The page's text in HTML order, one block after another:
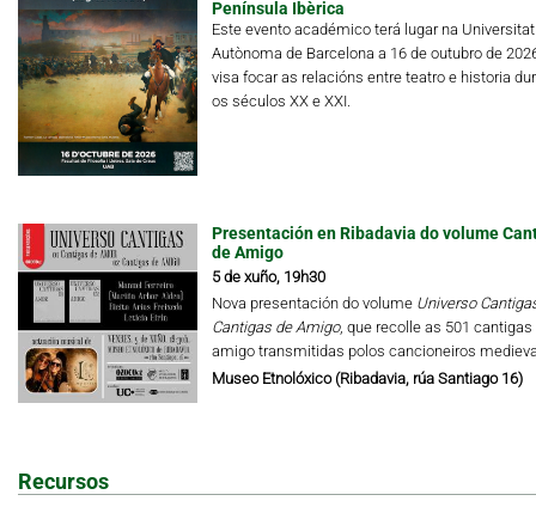
Península Ibèrica
Este evento académico terá lugar na Universitat
Autònoma de Barcelona a 16 de outubro de
visa focar as relacións entre teatro e historia
os séculos XX e XXI.
Presentación en Ribadavia do volume
de Amigo
5 de xuño, 19h30
Nova presentación do volume Universo
Cantigas de Amigo, que recolle as 501 cantigas
amigo transmitidas polos cancioneiros
Museo Etnolóxico (Ribadavia, rúa Santiago 16)
Recursos